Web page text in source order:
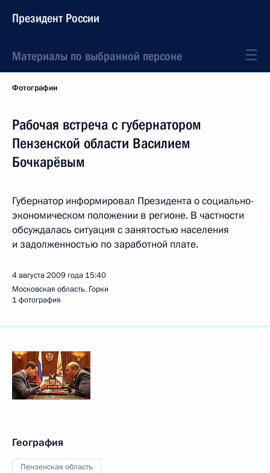
Президент России
Материалы по выбранной персоне
Фотографии
Рабочая встреча с губернатором
Пензенской области Василием
Бочкарёвым
Губернатор информировал Президента о социально-
экономическом положении в регионе. В частности
обсуждалась ситуация с занятостью населения
и задолженностью по заработной плате.
4 августа 2009 года 15:40
Московская область, Горки
1 фотография
География
Пензенская область